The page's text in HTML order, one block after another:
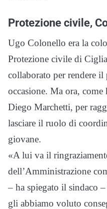
Protezione civile,
Ugo Colonello era la
Protezione civile di
collaborato per rendere il
occasione. Ma ora, come
Diego Marchetti, per
lasciare il ruolo di
giovane.
«A lui va il
dell’Amministrazione
– ha spiegato il sindaco
gli abbiamo voluto